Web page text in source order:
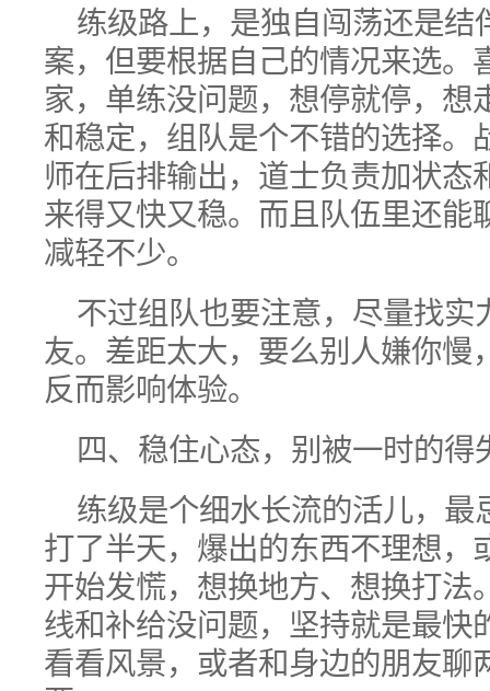
练级路上，是独自闯荡还是
案，但要根据自己的情况来选。
家，单练没问题，想停就停，想
和稳定，组队是个不错的选择。
师在后排输出，道士负责加状态
来得又快又稳。而且队伍里还能
减轻不少。
不过组队也要注意，尽量找
友。差距太大，要么别人嫌你慢
反而影响体验。
四、稳住心态，别被一时的得
练级是个细水长流的活儿，
打了半天，爆出的东西不理想，
开始发慌，想换地方、想换打法
线和补给没问题，坚持就是最快
看看风景，或者和身边的朋友聊